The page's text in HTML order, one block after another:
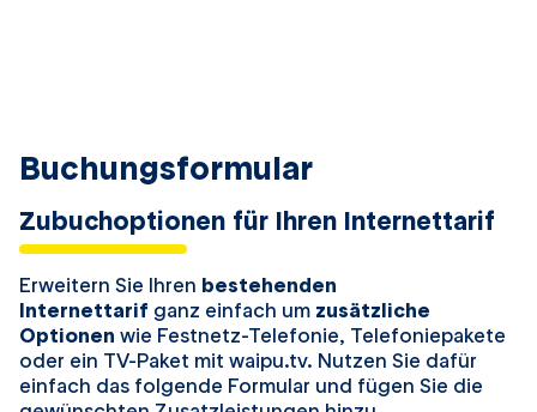
Buchungsformular
Zubuchoptionen für Ihren Internettarif
Erweitern Sie Ihren bestehenden
Internettarif ganz einfach um zusätzliche
Optionen wie Festnetz-Telefonie, Telefoniepakete
oder ein TV-Paket mit waipu.tv. Nutzen Sie dafür
einfach das folgende Formular und fügen Sie die